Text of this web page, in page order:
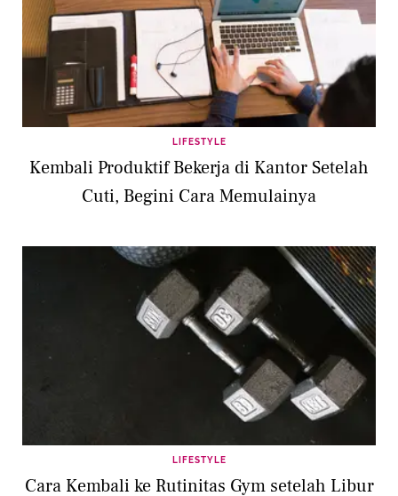
LIFESTYLE
Kembali Produktif Bekerja di Kantor Setelah
Cuti, Begini Cara Memulainya
LIFESTYLE
Cara Kembali ke Rutinitas Gym setelah Libur